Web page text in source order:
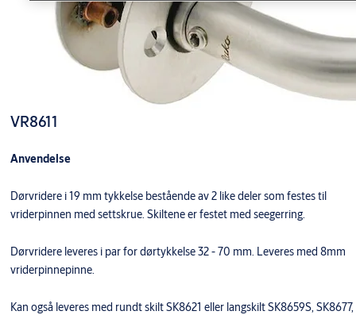
VR8611
Anvendelse
Dørvridere i 19 mm tykkelse bestående av 2 like deler som festes til
vriderpinnen med settskrue. Skiltene er festet med seegerring.
Dørvridere leveres i par for dørtykkelse 32 - 70 mm. Leveres med 8mm
vriderpinnepinne.
Kan også leveres med rundt skilt SK8621 eller langskilt SK8659S, SK8677,